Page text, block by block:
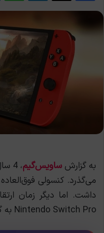
به گزارش ساویس‌گیم
می‌گذرد. کنسولی
داشت. اما دیگر زمان
Nintendo Switch Pro به گوش می‌رسید.